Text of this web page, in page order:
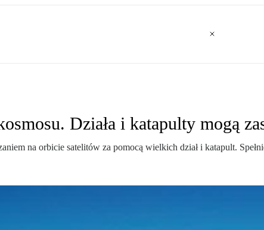
Działa i katapulty mogą
na orbicie satelitów za pomocą wielkich dział i katapult.